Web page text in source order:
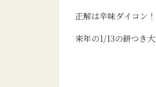
正解は辛味ダイコン
来年の1/13の餅つき